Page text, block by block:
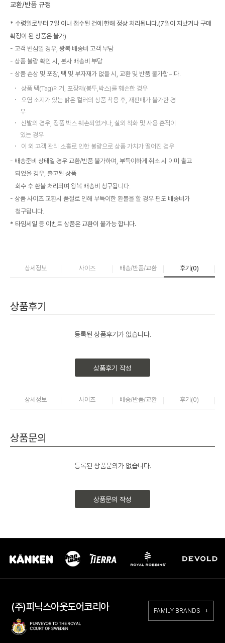
교환/반품 규정
* 수령일로부터 7일 이내 접수된 건에 한해 정상 처리됩니다.(7일이 지났거나 구매
확정이 된 상품은 불가)
고객 변심일 경우, 왕복 배송비 고객 부담
상품 불량 확인 시, 본사 배송비 부담
상품 손상 및 포장, 택 및 부자재가 없을 시, 교환 및 반품 불가합니다.
상품 택(Tag)제거, 포장재(봉투,박스)를 훼손한 경우
오염 소지가 있는 밝은 컬러의 상품 착용 후, 재판매가 불가한 경
우
신발의 경우, 정품 박스 훼손되었거나, 실외 착화 및 사용 흔적이
있는 경우
이 외 고객 관리 소홀로 인한 불량으로 상품 가치가 떨어진 경우
배송준비 상태일 경우 교환/반품 불가하며, 부득이하게 취소 시 이미 출고
되었을 경우, 출고된 상품
회수 후 환불 처리되며 왕복 배송비 청구됩니다.
상품 사이즈 교환시 품절로 인해 부득이한 환불을 할 경우 편도 배송비가
청구됩니다.
* 타임세일 등 이벤트 상품은 교환이 불가능 합니다.
상세정보 사이즈 배송/반품/교환 후기(0)
상품후기
등록된 상품후기가 없습니다.
상품후기 작성
상세정보 사이즈 배송/반품/교환 후기(0)
상품문의
등록된 상품문의가 없습니다.
상품문의 작성
(주)피닉스아웃도어코리아 FAMILY BRANDS +